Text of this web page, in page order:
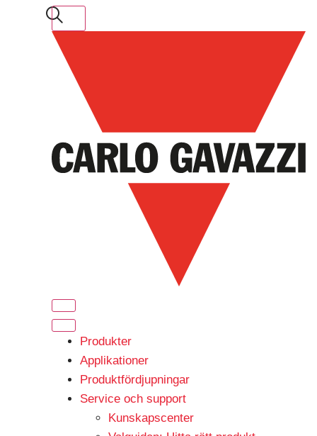
Produkter
Applikationer
Produktfördjupningar
Service och support
Kunskapscenter